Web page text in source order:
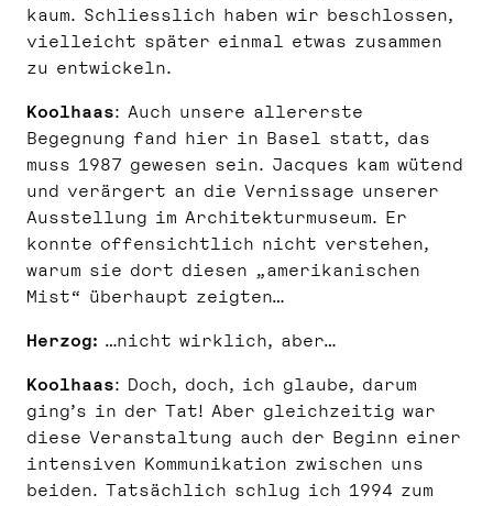
kaum. Schliesslich haben wir beschlossen,
vielleicht später einmal etwas zusammen
zu entwickeln.
Koolhaas: Auch unsere allererste
Begegnung fand hier in Basel statt, das
muss 1987 gewesen sein. Jacques kam wütend
und verärgert an die Vernissage unserer
Ausstellung im Architekturmuseum. Er
konnte offensichtlich nicht verstehen,
warum sie dort diesen „amerikanischen
Mist“ überhaupt zeigten…
Herzog: …nicht wirklich, aber…
Koolhaas: Doch, doch, ich glaube, darum
ging’s in der Tat! Aber gleichzeitig war
diese Veranstaltung auch der Beginn einer
intensiven Kommunikation zwischen uns
beiden. Tatsächlich schlug ich 1994 zum